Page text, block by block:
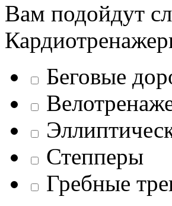
Вам подойдут
Беговые
Степперы
Гребные